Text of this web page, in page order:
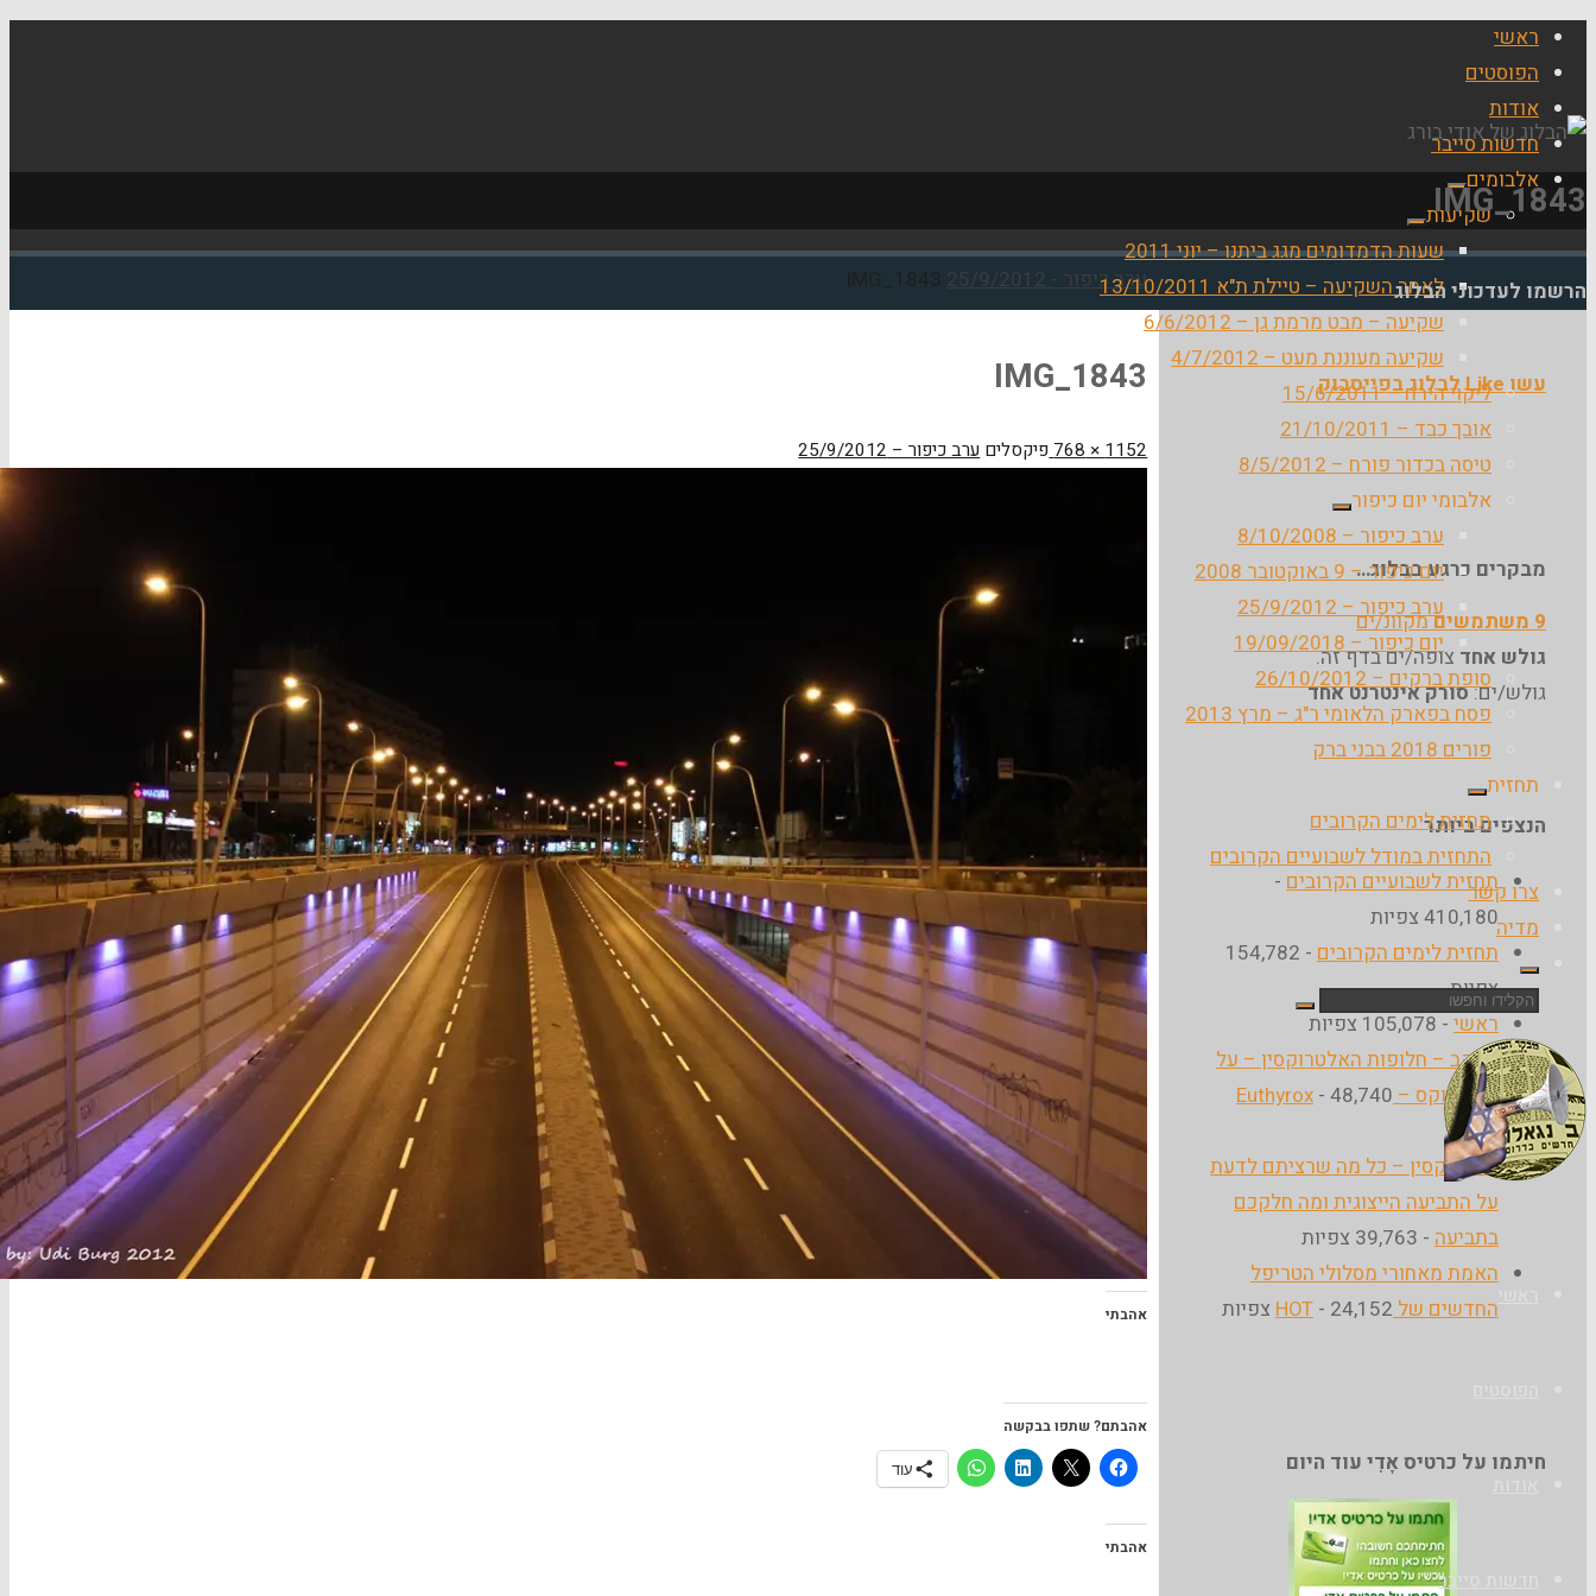
ראשי
הפוסטים
אודות
חדשות סייבר
אלבומים
שקיעות
שעות הדמדומים מגג ביתנו – יוני 2011
לאחר השקיעה – טיילת ת"א 13/10/2011
שקיעה – מבט מרמת גן – 6/6/2012
שקיעה מעוננת מעט – 4/7/2012
ליקוי הירח – 15/6/2011
אובך כבד – 21/10/2011
טיסה בכדור פורח – 8/5/2012
אלבומי יום כיפור
ערב כיפור – 8/10/2008
יום כיפור – 9 באוקטובר 2008
ערב כיפור – 25/9/2012
יום כיפור – 19/09/2018
סופת ברקים – 26/10/2012
פסח בפארק הלאומי ר"ג – מרץ 2013
פורים 2018 בבני ברק
תחזית
תחזית לימים הקרובים
התחזית במודל לשבועיים הקרובים
צרו קשר
מדיה
חפש
את:
הבלוג
חדשות סייבר
IMG_1843
בית
ערב כיפור - 25/9/2012 IMG_1843
IMG_1843
גודל
1152 × 768 פיקסלים ערב כיפור – 25/9/2012
אהבתי
אהבתם? שתפו בבקשה
עוד
אהבתי
עשו Like לבלוג בפייסבוק
מבקרים כרגע בבלוג…
9 משתמשים
מקוונ/ים
גולש אחד צופה/ים בדף זה.
גולש/ים:סורק אינטרנט אחד
הנצפים ביותר
תחזית לשבועיים הקרובים -
410,180 צפיות
תחזית לימים הקרובים - 154,782
צפיות
ראשי - 105,078 צפיות
מעקב – חלופות האלטרוקסין – על
היוטירוקס – Euthyrox- 48,740
צפיות
אלטרוקסין – כל מה שרציתם לדעת
על התביעה הייצוגית ומה חלקכם
בתביעה - 39,763 צפיות
האמת מאחורי מסלולי הטריפל
החדשים של HOT- 24,152 צפיות
חיתמו על כרטיס אָדִי עוד היום
הרשמו לעדכוני הבלוג